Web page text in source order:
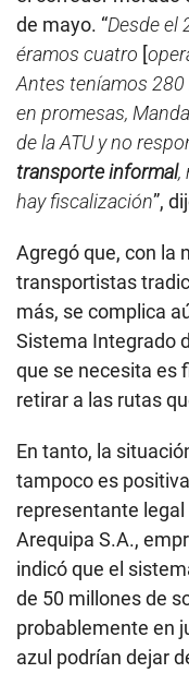
de mayo. “Desde el
éramos cuatro [
Antes teníamos 280
en promesas,
de la ATU y no
transporte informal,
hay fiscalización”,
Agregó que, con la
transportistas
más, se complica
Sistema Integrado
que se necesita es
retirar a las rutas
En tanto, la
tampoco es
representante
Arequipa S.A.,
indicó que el
de 50 millones de
probablemente en
azul podrían dejar